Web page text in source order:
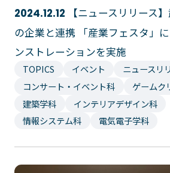
卒業生の紹介 キャ
キャンパスライフ
イベント・行事
キャンパスマップ
校外施設
学生
学生
入学のご案内
募集要項
2024.12.12
【ニュースリリース
の企業と連携 「産業フェスタ」
ンストレーションを実施
TOPICS イベント
ニュースリ
コンサート・イベント科
ゲームク
建築学科
インテリアデザイン科
情報システム科
電気電子学科